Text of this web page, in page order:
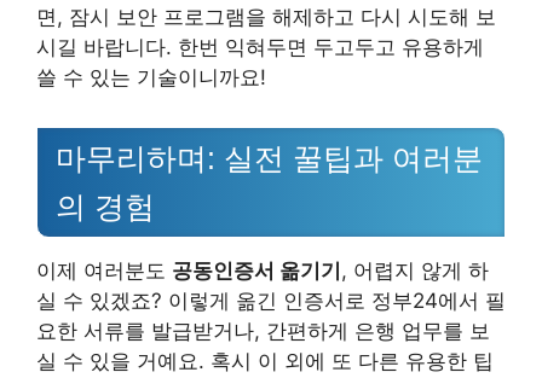
면, 잠시 보안 프로그램을 해제하고 다시 시도해 보
시길 바랍니다. 한번 익혀두면 두고두고 유용하게
쓸 수 있는 기술이니까요!
마무리하며: 실전 꿀팁과 여러분
의 경험
이제 여러분도 공동인증서 옮기기 , 어렵지 않게 하
실 수 있겠죠? 이렇게 옮긴 인증서로 정부24에서 필
요한 서류를 발급받거나, 간편하게 은행 업무를 보
실 수 있을 거예요. 혹시 이 외에 또 다른 유용한 팁